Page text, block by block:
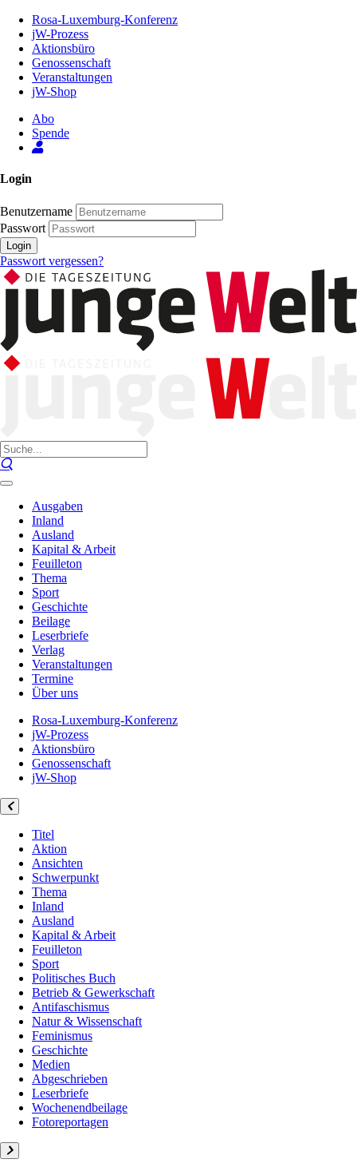
Inhalt
Seite
Rosa-Luxemburg-Konferenz
jW-Prozess
Aktionsbüro
Genossenschaft
Veranstaltungen
jW-Shop
Abo
Spende
Login
Benutzername
Passwort
Login
Passwort vergessen?
Ausgaben
Inland
Ausland
Kapital & Arbeit
Feuilleton
Thema
Sport
Geschichte
Beilage
Leserbriefe
Verlag
Veranstaltungen
Termine
Über uns
Rosa-Luxemburg-Konferenz
jW-Prozess
Aktionsbüro
Genossenschaft
jW-Shop
Titel
Aktion
Ansichten
Schwerpunkt
Thema
Inland
Ausland
Kapital & Arbeit
Feuilleton
Sport
Politisches Buch
Betrieb & Gewerkschaft
Antifaschismus
Natur & Wissenschaft
Feminismus
Geschichte
Medien
Abgeschrieben
Leserbriefe
Wochenendbeilage
Fotoreportagen